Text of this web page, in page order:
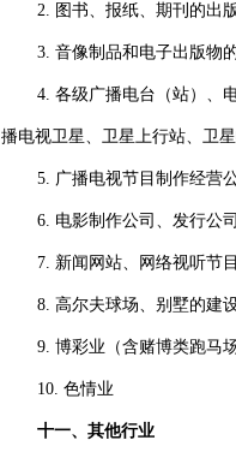
2. 图书、报纸、期刊的出
3. 音像制品和电子出版物
4. 各级广播电台（站）、
播电视卫星、卫星上行站、卫
5. 广播电视节目制作经营
6. 电影制作公司、发行公
7. 新闻网站、网络视听节
8. 高尔夫球场、别墅的建
9. 博彩业（含赌博类跑马场
10. 色情业
十一、其他行业